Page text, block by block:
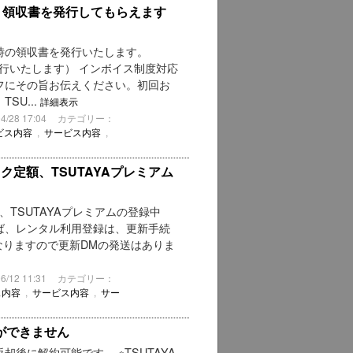
収書を発行してもらえます
領収書を発行いたします。
いたします） インボイス制度対応
その旨お伝えください。初回お
TSU... 詳細表示
28 17:04
カテゴリー：
ス内容
サービス内容
定額、TSUTAYAプレミアム
TSUTAYAプレミアムの登録中
レンタル利用登録は、更新手続
ますので更新DMの発送はありま
12 11:31
カテゴリー：
容
サービス内容 サー
できません